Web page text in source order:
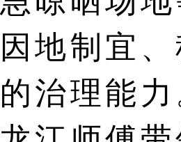
因地制宜
的治理能